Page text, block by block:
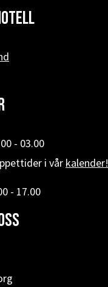
- 03.00
i vår kalender!
- 17.00